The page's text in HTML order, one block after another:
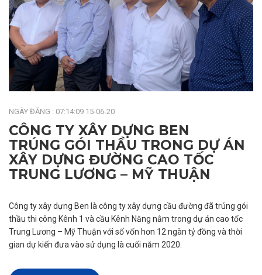
NGÀY ĐĂNG : 07:14:09 15-06-20
CÔNG TY XÂY DỰNG BEN
TRÚNG GÓI THẦU TRONG DỰ ÁN
XÂY DỰNG ĐƯỜNG CAO TỐC
TRUNG LƯƠNG – MỸ THUẬN
Công ty xây dựng Ben là công ty xây dựng cầu đường đã trúng gói
thầu thi công Kênh 1 và cầu Kênh Năng nằm trong dự án cao tốc
Trung Lương – Mỹ Thuận với số vốn hơn 12 ngàn tỷ đồng và thời
gian dự kiến đưa vào sử dụng là cuối năm 2020.